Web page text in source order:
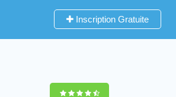
Inscription Gratuite